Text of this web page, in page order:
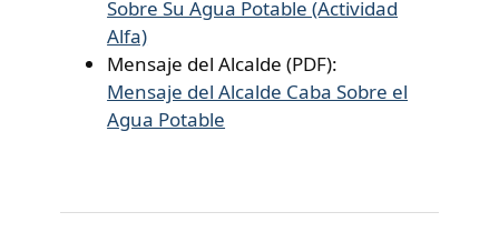
Sobre Su Agua Potable (Actividad
Alfa)
Mensaje del Alcalde (PDF):
Mensaje del Alcalde Caba Sobre el
Agua Potable